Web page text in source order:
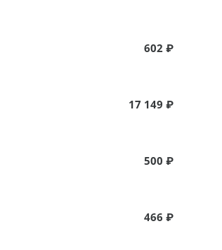
602 ₽
17 149 ₽
500 ₽
466 ₽